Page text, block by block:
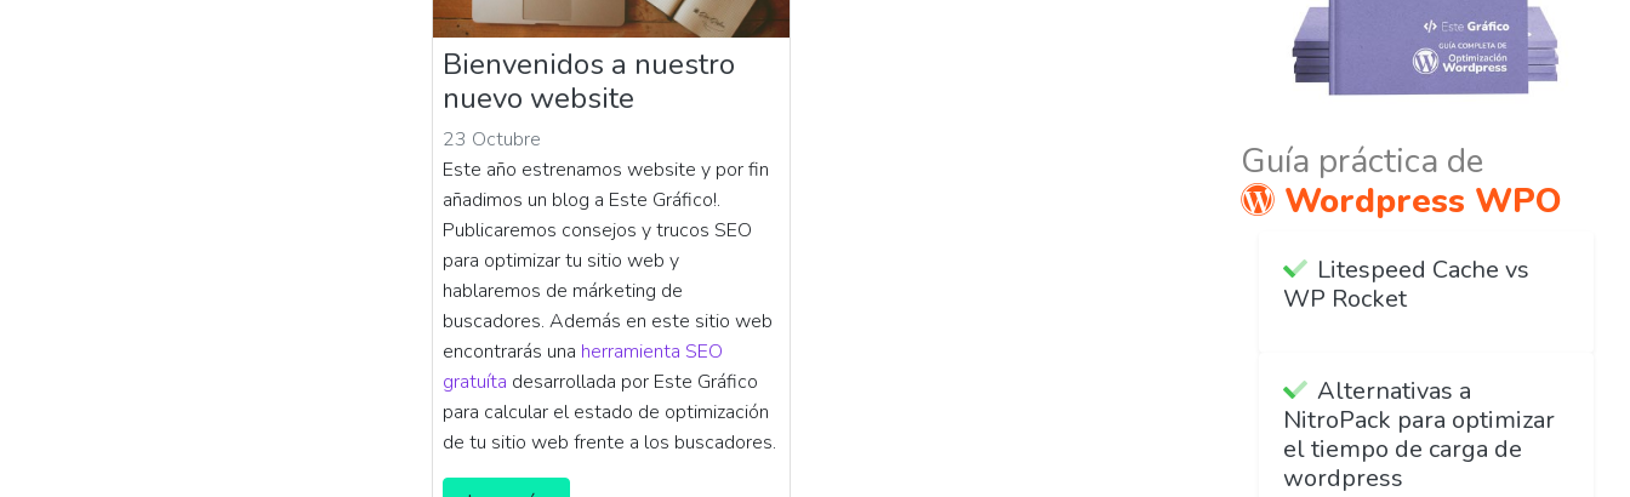
Bienvenidos a nuestro
nuevo website
23 Octubre
Este año estrenamos website y por fin
añadimos un blog a Este Gráfico!.
Publicaremos consejos y trucos SEO
para optimizar tu sitio web y
hablaremos de márketing de
buscadores. Además en este sitio web
encontrarás una herramienta SEO
gratuíta desarrollada por Este Gráfico
para calcular el estado de optimización
de tu sitio web frente a los buscadores.
Guía práctica de
Wordpress WPO
Litespeed Cache vs
WP Rocket
Alternativas a
NitroPack para optimizar
el tiempo de carga de
wordpress